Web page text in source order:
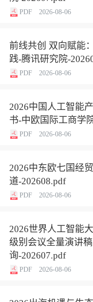
PDF 2026-08-06
前线共创 双向赋能
践-腾讯研究院-
PDF 2026-08-06
2026中国人工智能
书-中欧国际工商学
PDF 2026-08-06
2026中东欧七国经
道-202608.pdf
PDF 2026-08-06
2026世界人工智能
级别会议全量演讲
询-202607.pdf
PDF 2026-08-06